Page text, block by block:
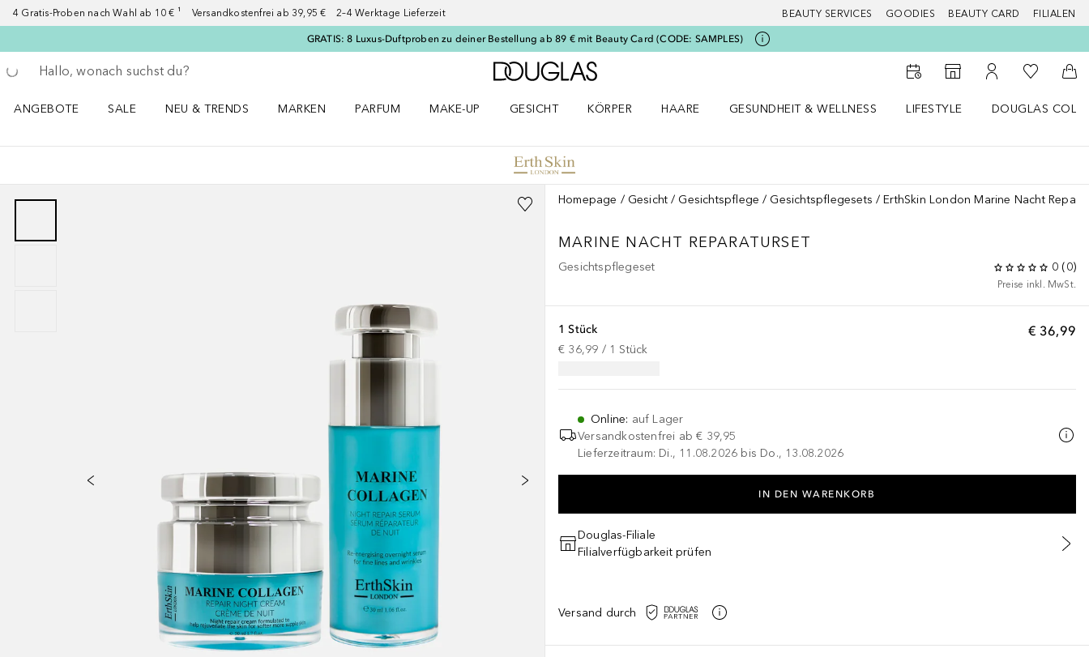
4 Gratis-Proben nach Wahl ab 10 € ¹ Versandkostenfrei ab 39,95 € 2–4 Werktage Lieferzeit BEAUTY SERVICES GOODIES BEAUTY CARD FILIALEN
GRATIS: 8 Luxus-Duftproben zu deiner Bestellung ab 89 € mit Beauty Card (CODE: SAMPLES)
Gehe zurück
Suche ausführen
Zur Douglas Startseite
Zum Storefinder
Zu Meinem
Zu Meiner
ANGEBOTE
SALE
NEU & TRENDS
MARKEN
PARFUM
MAKE-UP
GESICHT
KÖRPER
HAARE
GESUNDHEIT & WELLNESS
LIFESTYLE
DOUGLAS
Homepage Gesicht Gesichtspflege Gesichtspflegesets ErthSkin London Marine Nacht
MARINE NACHT REPARATURSET
Gesichtspflegeset 0 (0)
Preise inkl. MwSt.
€ 36,99
1 Stück
€ 36,99 / 1 Stück
Online: auf Lager
Versandkostenfrei ab € 39,95
Lieferzeitraum: Di., 11.08.2026 bis Do., 13.08.2026
IN DEN WARENKORB
Douglas-Filiale
Filialverfügbarkeit prüfen
Versand durch